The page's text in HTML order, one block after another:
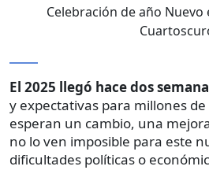
Celebración de año Nuevo
El 2025 llegó hace dos
y expectativas para millones
esperan un cambio, una
no lo ven imposible para este
dificultades políticas o